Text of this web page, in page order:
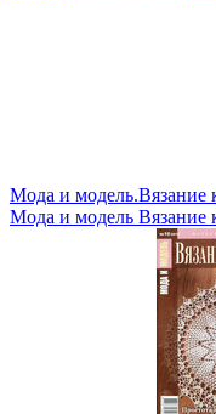
Мода и модель.Вязание
Мода и модель Вязание